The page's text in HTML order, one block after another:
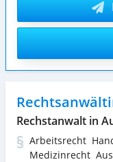
Rechstanwalt in
Arbeitsrecht
Medizinrecht